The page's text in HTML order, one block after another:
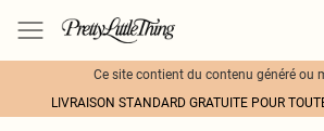
Ce site contient du contenu généré ou
LIVRAISON STANDARD GRATUITE POUR